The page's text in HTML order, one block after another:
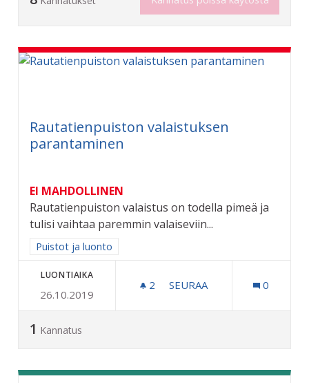
Rautatienpuiston valaistuksen
parantaminen
EI MAHDOLLINEN
Rautatienpuiston valaistus on todella pimeä ja
tulisi vaihtaa paremmin valaiseviin...
Rajaa tulokset aihepiirin mukaan: Puistot ja luonto
Puistot ja luonto
LUONTIAIKA
26.10.2019
2 2 SEURAAJAA
SEURAA 0
1 Kannatus